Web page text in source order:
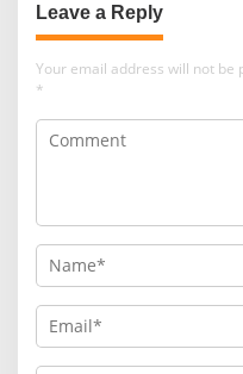
Leave a Reply
Your email address will not be
*